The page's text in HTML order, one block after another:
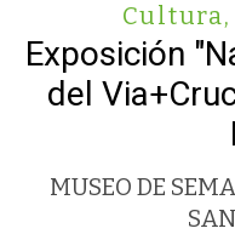
Cultura,
Exposición
del
MUSEO DE